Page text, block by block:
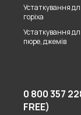
Устаткування
горіха
Устаткування
пюре, джемів
0 800 357
FREE)